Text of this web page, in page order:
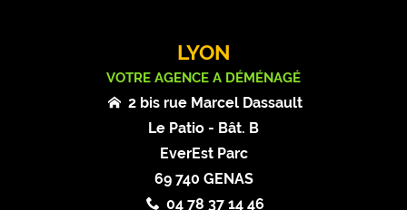
LYON
VOTRE AGENCE A DÉMÉNAGÉ
2 bis rue Marcel Dassault
Le Patio - Bât. B
EverEst Parc
69 740 GENAS
04 78 37 14 46